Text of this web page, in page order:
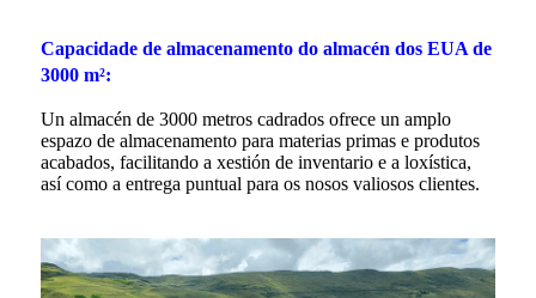
Capacidade de almacenamento do almacén dos EUA de
3000 m²:
Un almacén de 3000 metros cadrados ofrece un amplo
espazo de almacenamento para materias primas e produtos
acabados, facilitando a xestión de inventario e a loxística,
así como a entrega puntual para os nosos valiosos clientes.